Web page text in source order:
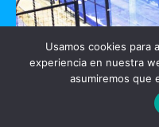
GO
Usamos cookies para
experiencia en nuestra
asumiremos que